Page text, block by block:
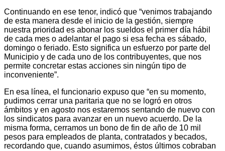
Continuando en ese tenor, indicó que “venimos trabajando
de esta manera desde el inicio de la gestión, siempre
nuestra prioridad es abonar los sueldos el primer día hábil
de cada mes o adelantar el pago si esa fecha es sábado,
domingo o feriado. Esto significa un esfuerzo por parte del
Municipio y de cada uno de los contribuyentes, que nos
permite concretar estas acciones sin ningún tipo de
inconveniente”.
En esa línea, el funcionario expuso que “en su momento,
pudimos cerrar una paritaria que no se logró en otros
ámbitos y en agosto nos estaremos sentando de nuevo con
los sindicatos para avanzar en un nuevo acuerdo. De la
misma forma, cerramos un bono de fin de año de 10 mil
pesos para empleados de planta, contratados y becados,
recordando que, cuando asumimos, éstos últimos cobraban